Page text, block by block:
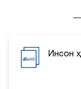
Инсон